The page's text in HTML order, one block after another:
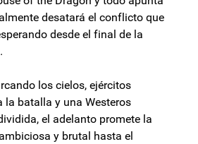
desatará el conflicto que
desde el final de la
los cielos, ejércitos
la batalla y una Westeros
el adelanto promete la
y brutal hasta el